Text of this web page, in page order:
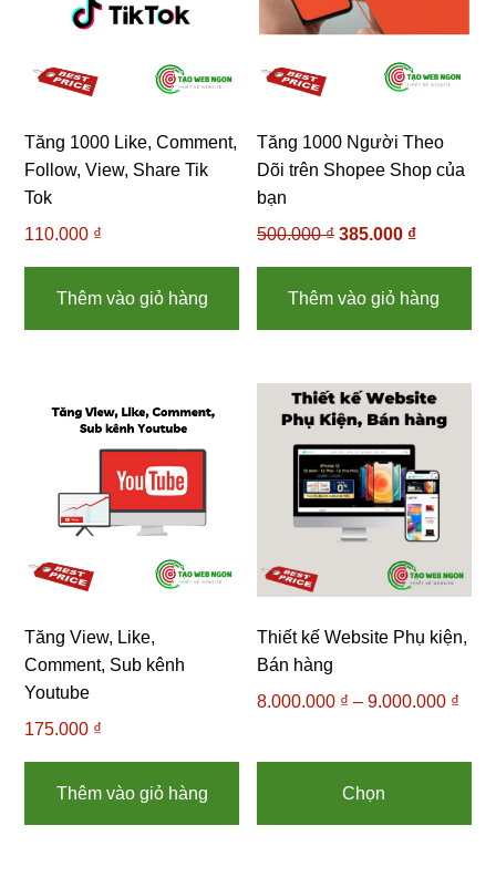
Tăng 1000 Like, Comment,
Follow, View, Share Tik
Tok
110.000 ₫
Thêm vào giỏ hàng
Tăng 1000 Người Theo
Dõi trên Shopee Shop của
bạn
500.000₫ Giá
là:
385.000 ₫
Thêm vào giỏ hàng
Tăng View, Like,
Comment, Sub kênh
Youtube
175.000 ₫
Thêm vào giỏ hàng
Thiết kế Website Phụ kiện,
Bán hàng
8.000.000 ₫ – 9.000.000 ₫
Chọn